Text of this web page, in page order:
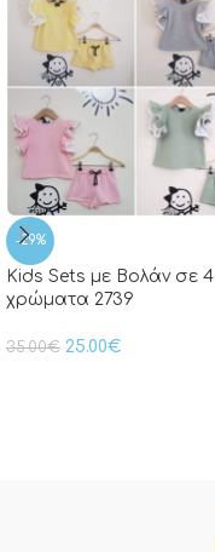
-29%
Kids Sets με Βολάν σε 4
χρώματα 2739
35.00€ 25.00€